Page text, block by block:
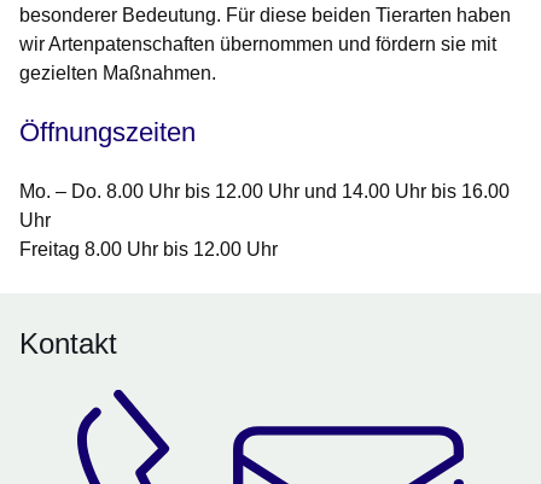
besonderer Bedeutung. Für diese beiden Tierarten haben
wir Artenpatenschaften übernommen und fördern sie mit
gezielten Maßnahmen.
Öffnungszeiten
Mo. – Do. 8.00 Uhr bis 12.00 Uhr und 14.00 Uhr bis 16.00
Uhr
Freitag 8.00 Uhr bis 12.00 Uhr
Kontakt